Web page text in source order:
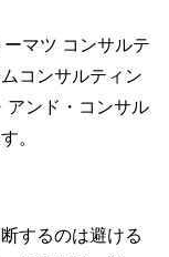
マツ コンサルテ
コンサルティン
アンド・コンサル
。
するのは避ける